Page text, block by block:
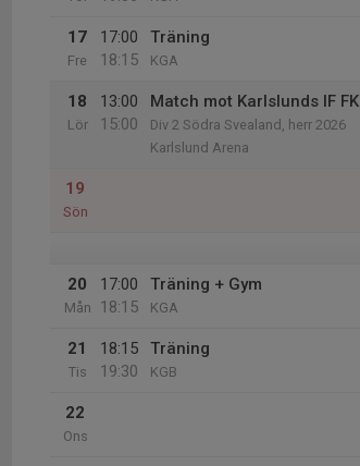
17
Fre
17:00
18:15
Träning
KGA
18
Lör
13:00
15:00
Match mot Karlslunds IF FK
Div 2 Södra Svealand, herr 2026
Karlslund Arena
19
Sön
20
Mån
17:00
18:15
Träning + Gym
KGA
21
Tis
18:15
19:30
Träning
KGB
22
Ons